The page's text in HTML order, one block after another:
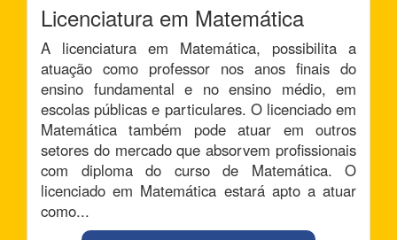
Licenciatura em Matemática
A licenciatura em Matemática, possibilita a
atuação como professor nos anos finais do
ensino fundamental e no ensino médio, em
escolas públicas e particulares. O licenciado em
Matemática também pode atuar em outros
setores do mercado que absorvem profissionais
com diploma do curso de Matemática. O
licenciado em Matemática estará apto a atuar
como...